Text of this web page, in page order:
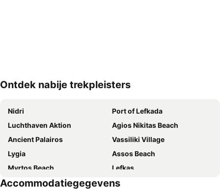
Kaart uitvouwen
Ontdek nabije trekpleisters
Nidri
Port of Lefkada
Luchthaven Aktion
Agios Nikitas Beach
Ancient Palairos
Vassiliki Village
Lygia
Assos Beach
Myrtos Beach
Lefkas
Marina Leykadas
Amfilochia
Accommodatiegegevens